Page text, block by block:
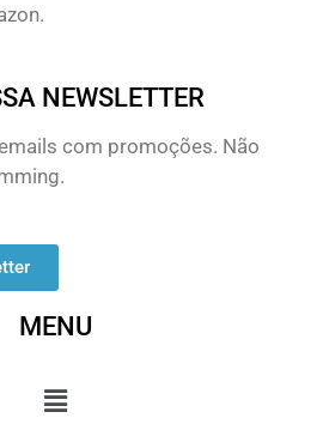
NEWSLETTER
com promoções. Não
MENU